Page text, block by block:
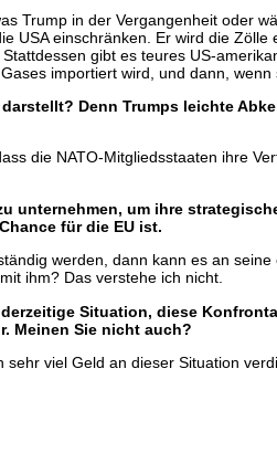
Trump in der Vergangenheit oder
USA einschränken. Er wird die
gibt es teures US-
importiert wird, und dann,
Denn Trumps leichte
die NATO-Mitgliedsstaaten ihre
um ihre
für die EU ist.
werden, dann kann es an
ihm? Das verstehe ich nicht.
Situation, diese
Meinen Sie nicht auch?
viel Geld an dieser Situation